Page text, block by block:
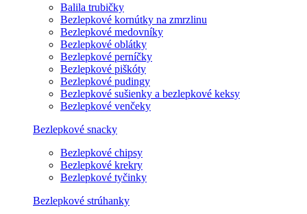
Balila trubičky
Bezlepkové kornútky na zmrzlinu
Bezlepkové medovníky
Bezlepkové oblátky
Bezlepkové perníčky
Bezlepkové piškóty
Bezlepkové pudingy
Bezlepkové sušienky a bezlepkové keksy
Bezlepkové venčeky
Bezlepkové snacky
Bezlepkové chipsy
Bezlepkové krekry
Bezlepkové tyčinky
Bezlepkové strúhanky